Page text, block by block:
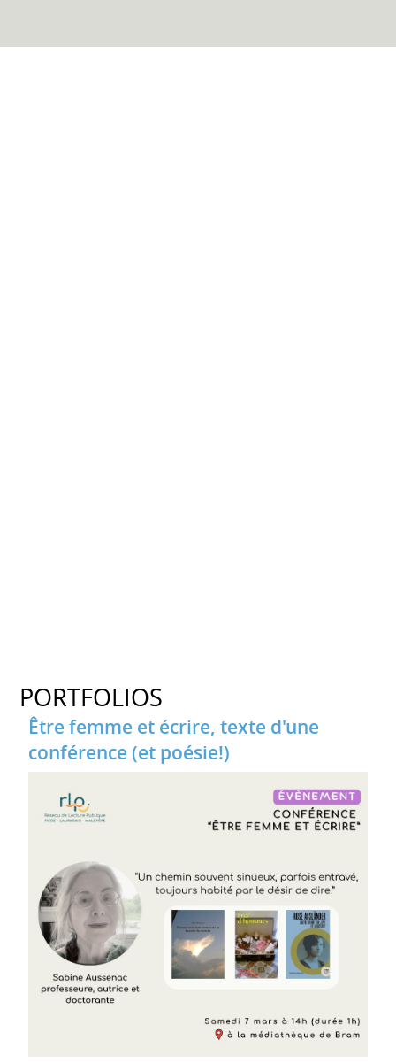
PORTFOLIOS
Être femme et écrire, texte d'une
conférence (et poésie!)